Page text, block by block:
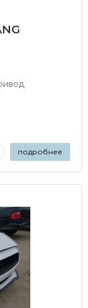
подробнее